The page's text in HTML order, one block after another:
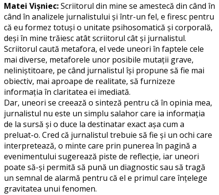
Matei Vișniec:Scriitorul din mine se amestecă din când în
când în analizele jurnalistului și într-un fel, e firesc pentru
că eu formez totuși o unitate psihosomatică și corporală,
deși în mine trăiesc atât scriitorul cât și jurnalistul.
Scriitorul caută metafora, el vede uneori în faptele cele
mai diverse, metaforele unor posibile mutații grave,
neliniștitoare, pe când jurnalistul își propune să fie mai
obiectiv, mai aproape de realitate, să furnizeze
informația în claritatea ei imediată.
Dar, uneori se creează o sinteză pentru că în opinia mea,
jurnalistul nu este un simplu salahor care ia informația
de la sursă și o duce la destinatar exact așa cum a
preluat-o. Cred că jurnalistul trebuie să fie și un ochi care
interpretează, o minte care prin punerea în pagină a
evenimentului sugerează piste de reflecție, iar uneori
poate să-și permită să pună un diagnostic sau să tragă
un semnal de alarmă pentru că el e primul care înțelege
gravitatea unui fenomen.